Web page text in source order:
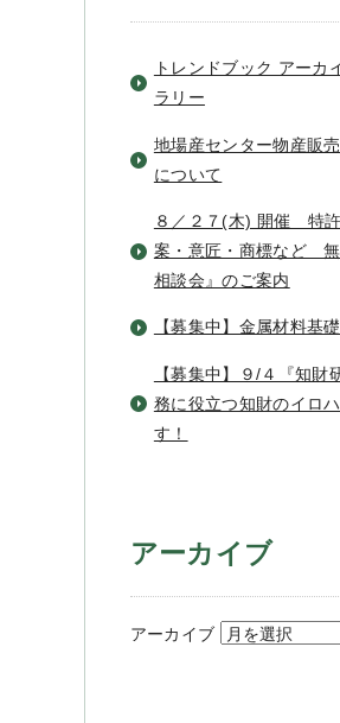
トレンドブック アーカ
ラリー
地場産センター物産販
について
８／２７(木) 開催 特
案・意匠・商標など
相談会』のご案内
【募集中】金属材料基
【募集中】９/４『知財
務に役立つ知財のイロ
す！
アーカイブ
アーカイブ